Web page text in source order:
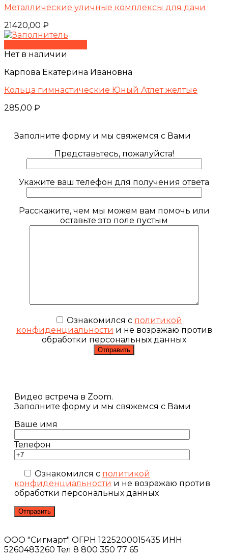
Металлические уличные комплексы для дачи
21420,00 ₽
Нет в наличии
Карпова Екатерина Ивановна
Кольца гимнастические Юный Атлет желтые
285,00 ₽
Заполните форму и мы свяжемся с Вами
Представьтесь, пожалуйста!
Укажите ваш телефон для получения ответа
Расскажите, чем мы можем вам помочь или
оставьте это поле пустым
Ознакомился с политикой
конфиденциальности и не возражаю против
обработки персональных данных
Видео встреча в Zoom.
Заполните форму и мы свяжемся с Вами
Ваше имя
Телефон
Ознакомился с политикой
конфиденциальности и не возражаю против
обработки персональных данных
ООО "Сигмарт" ОГРН 1225200015435 ИНН
5260483260 Тел 8 800 350 77 65